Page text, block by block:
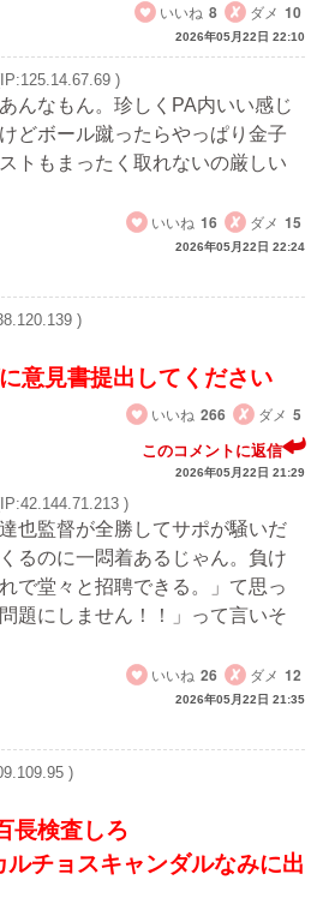
いいね 8 ダメ 10
2026年05月22日 22:10
)
んなもん。珍しくPA内いい感じ
どボール蹴ったらやっぱり金子
トもまったく取れないの厳しい
いいね 16 ダメ 15
2026年05月22日 22:24
)
意見書提出してください
いいね 266 ダメ 5
このコメントに返信
2026年05月22日 21:29
)
也監督が全勝してサポが騒いだ
るのに一悶着あるじゃん。負け
で堂々と招聘できる。」て思っ
題にしません！！」って言いそ
いいね 26 ダメ 12
2026年05月22日 21:35
)
長検査しろ
チョスキャンダルなみに出